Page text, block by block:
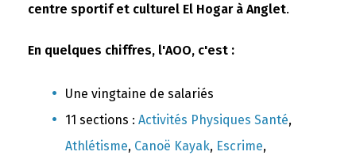
centre sportif et culturel El Hogar à Anglet.
En quelques chiffres, l'AOO, c'est :
Une vingtaine de salariés
11 sections : Activités Physiques Santé,
Athlétisme, Canoë Kayak, Escrime,